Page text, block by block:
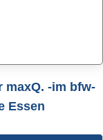
maxQ. -im bfw-
Essen